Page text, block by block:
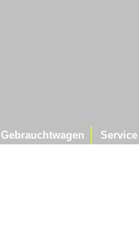
Gebrauchtwagen Service